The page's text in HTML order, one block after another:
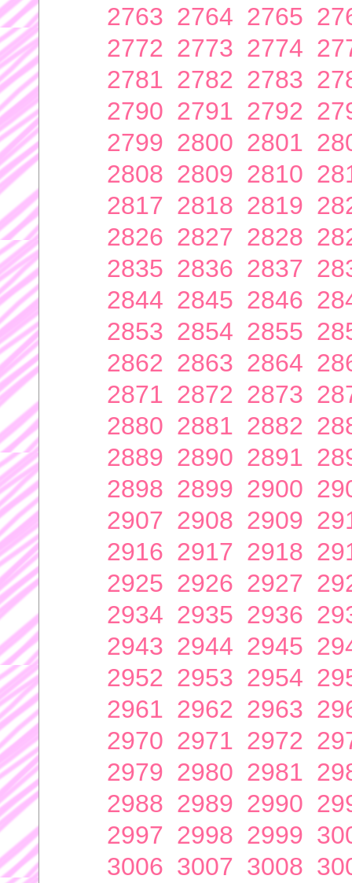
2763 2764 2765
2772 2773 2774
2781 2782 2783
2790 2791 2792
2799 2800 2801
2808 2809 2810
2817 2818 2819
2826 2827 2828
2835 2836 2837
2844 2845 2846
2853 2854 2855
2862 2863 2864
2871 2872 2873
2880 2881 2882
2889 2890 2891
2898 2899 2900
2907 2908 2909
2916 2917 2918
2925 2926 2927
2934 2935 2936
2943 2944 2945
2952 2953 2954
2961 2962 2963
2970 2971 2972
2979 2980 2981
2988 2989 2990
2997 2998 2999
3006 3007 3008